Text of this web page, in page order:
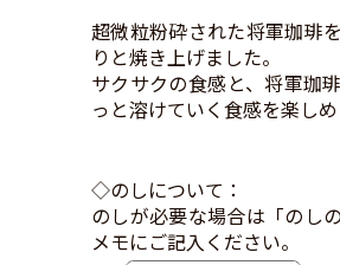
超微粒粉砕された将軍珈琲
りと焼き上げました。
サクサクの食感と、将軍珈
っと溶けていく食感を楽しめ
◇のしについて：
のしが必要な場合は「のし
メモにご記入ください。